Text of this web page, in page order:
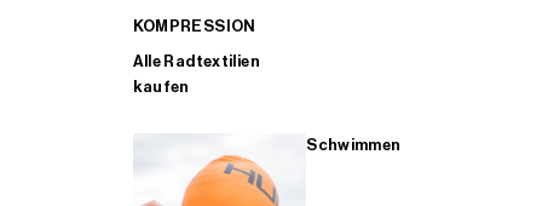
KOMPRESSION
Alle Radtextilien
kaufen
Schwimmen